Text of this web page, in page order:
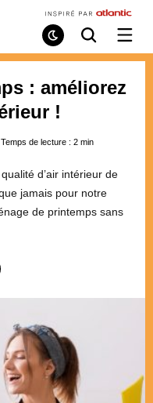
Mode
de
Recherche
/
menu
: améliorez
!
Temps de lecture : 2 min
d’air intérieur de
jamais pour notre
de printemps sans